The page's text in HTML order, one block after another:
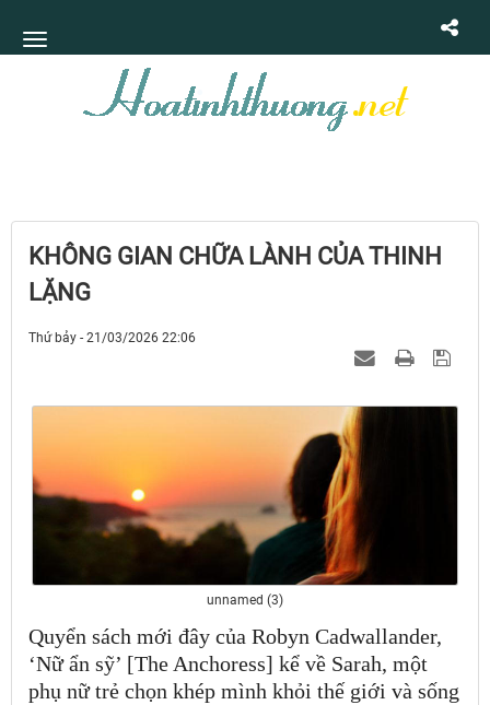
KHÔNG GIAN CHỮA LÀNH CỦA THINH
LẶNG
Thứ bảy - 21/03/2026 22:06
unnamed (3)
Quyển sách mới đây của Robyn Cadwallander,
‘Nữ ẩn sỹ’ [The Anchoress] kể về Sarah, một
phụ nữ trẻ chọn khép mình khỏi thế giới và sống